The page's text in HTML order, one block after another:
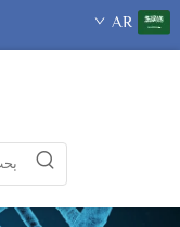
AR